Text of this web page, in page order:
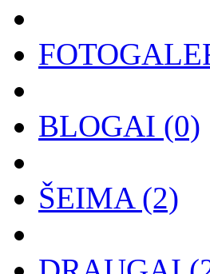
BLOGAI (0)
ŠEIMA(2)